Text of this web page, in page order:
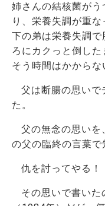
姉さんの結核菌が
り、栄養失調が重
下の弟は栄養失調
ろにカクっと倒し
そう時間はかからな
父は断腸の思いで
た。
父の無念の思いを
の父の臨終の言葉で
仇を討ってやる！
その思いで書い